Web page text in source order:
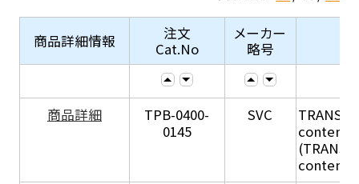
商品詳細情報
注文
Cat.No
メーカー
略号
商品詳細
TPB-0400-
0145
SVC
content
content